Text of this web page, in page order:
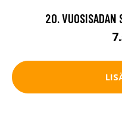
20. VUOSISADAN